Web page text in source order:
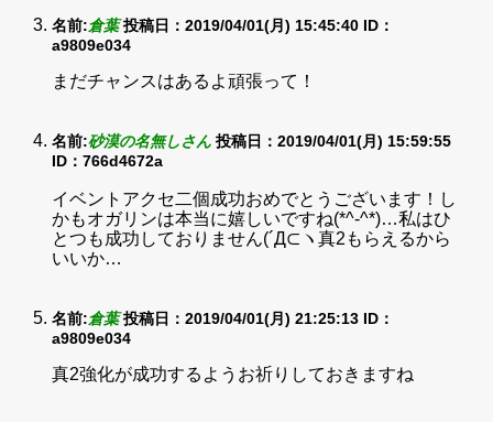
名前:倉葉 投稿日：2019/04/01(月) 15:45:40 ID：
a9809e034
まだチャンスはあるよ頑張って！
名前:砂漠の名無しさん 投稿日：2019/04/01(月) 15:59:55
ID：766d4672a
イベントアクセ二個成功おめでとうございます！し
かもオガリンは本当に嬉しいですね(*^-^*)…私はひ
とつも成功しておりません(´Д⊂ヽ真2もらえるから
いいか…
名前:倉葉 投稿日：2019/04/01(月) 21:25:13 ID：
a9809e034
真2強化が成功するようお祈りしておきますね